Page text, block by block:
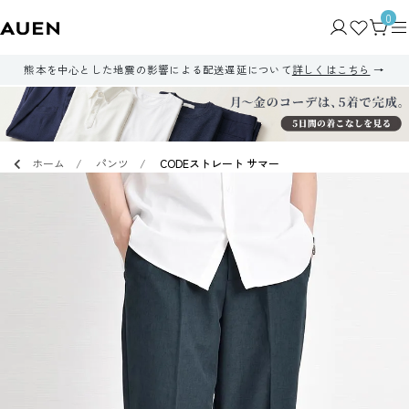
0
熊本を中心とした地震の影響による配送遅延について詳しくはこちら
ホーム パンツ CODEストレート サマー